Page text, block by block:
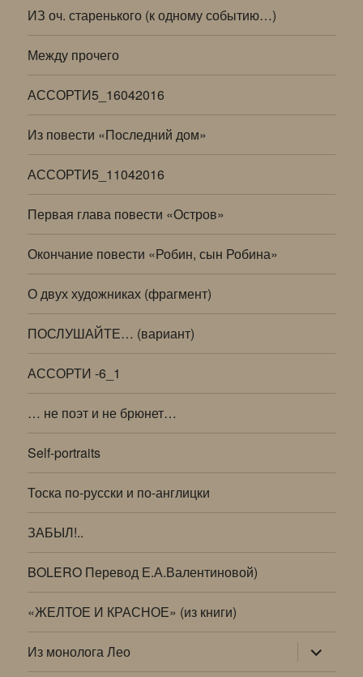
ИЗ оч. старенького (к одному событию…)
Между прочего
АССОРТИ5_16042016
Из повести «Последний дом»
АССОРТИ5_11042016
Первая глава повести «Остров»
Окончание повести «Робин, сын Робина»
О двух художниках (фрагмент)
ПОСЛУШАЙТЕ… (вариант)
АССОРТИ -6_1
… не поэт и не брюнет…
Self-portraits
Тоска по-русски и по-англицки
ЗАБЫЛ!..
BOLERO Перевод Е.А.Валентиновой)
«ЖЕЛТОЕ И КРАСНОЕ» (из книги)
Из монолога Лео раскрыть
дочернее